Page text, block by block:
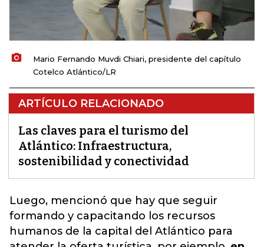
Mario Fernando Muvdi Chiari, presidente del capítulo
Cotelco Atlántico/LR
ARTÍCULO RELACIONADO
Las claves para el turismo del
Atlántico: Infraestructura,
sostenibilidad y conectividad
Luego, mencionó que hay que seguir
formando y capacitando los recursos
humanos de la capital del Atlántico para